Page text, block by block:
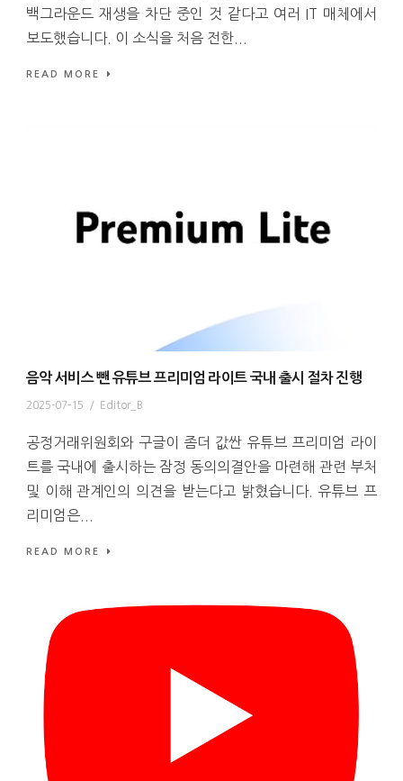
백그라운드 재생을 차단 중인 것 같다고 여러 IT 매체에서
보도했습니다. 이 소식을 처음 전한...
READ MORE
음악 서비스 뺀 유튜브 프리미엄 라이트 국내 출시 절차 진행
2025-07-15 / Editor_B
공정거래위원회와 구글이 좀더 값싼 유튜브 프리미엄 라이
트를 국내에 출시하는 잠정 동의의결안을 마련해 관련 부처
및 이해 관계인의 의견을 받는다고 밝혔습니다. 유튜브 프
리미엄은...
READ MORE